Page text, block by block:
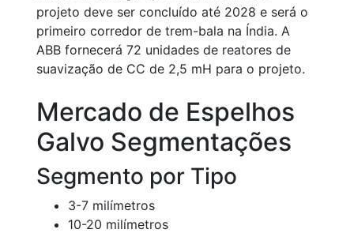
projeto deve ser concluído até 2028 e será o
primeiro corredor de trem-bala na Índia. A
ABB fornecerá 72 unidades de reatores de
suavização de CC de 2,5 mH para o projeto.
Mercado de Espelhos
Galvo Segmentações
Segmento por Tipo
3-7 milímetros
10-20 milímetros